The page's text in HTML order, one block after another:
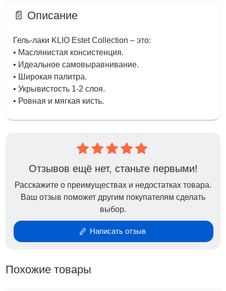
📄 Описание
Гель-лаки KLIO Estet Collection – это:
• Маслянистая консистенция.
• Идеальное самовыравнивание.
• Широкая палитра.
• Укрывистость 1-2 слоя.
• Ровная и мягкая кисть.
Отзывов ещё нет, станьте первыми!
Расскажите о преимуществах и недостатках товара.
Ваш отзыв поможет другим покупателям сделать
выбор.
Написать отзыв
Похожие товары